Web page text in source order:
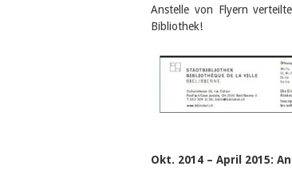
Anstelle von Flyern
Bibliothek!
Okt. 2014 – April 2015: